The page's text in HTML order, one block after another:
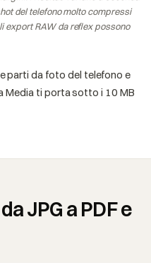
del telefono molto compressi
export RAW da reflex possono
parti da foto del telefono e
Media ti porta sotto i 10 MB
JPG a PDF e